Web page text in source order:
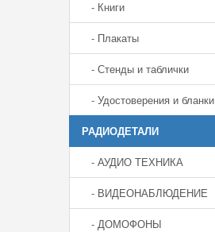
- Книги
- Плакаты
- Стенды и таблички
- Удостоверения и бланки
РАДИОДЕТАЛИ
- АУДИО ТЕХНИКА
- ВИДЕОНАБЛЮДЕНИЕ
- ДОМОФОНЫ